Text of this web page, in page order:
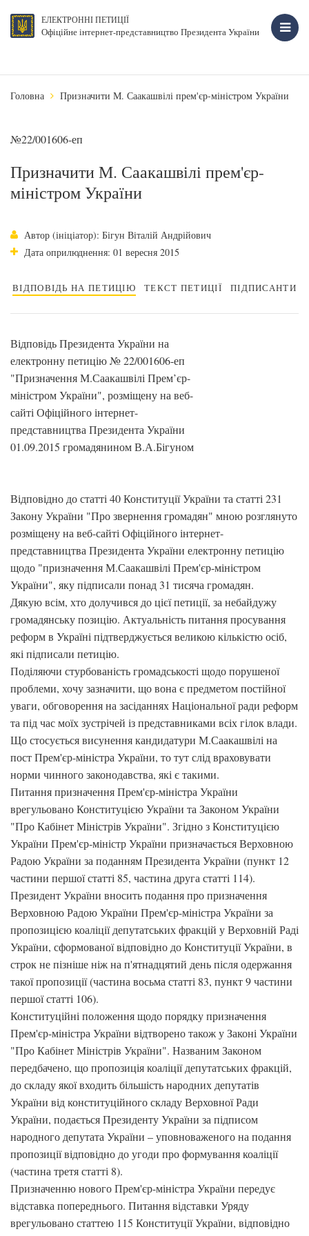
ЕЛЕКТРОННІ ПЕТИЦІЇ
Офіційне інтернет-представництво Президента України
Головна Призначити М. Саакашвілі прем'єр-міністром України
№22/001606-еп
Призначити М. Саакашвілі прем'єр-
міністром України
Автор (ініціатор): Бігун Віталій Андрійович
Дата оприлюднення: 01 вересня 2015
ВІДПОВІДЬ НА ПЕТИЦІЮ ТЕКСТ ПЕТИЦІЇ ПІДПИСАНТИ
Відповідь Президента України на
електронну петицію № 22/001606-еп
"Призначення М.Саакашвілі Прем’єр-
міністром України", розміщену на веб-
сайті Офіційного інтернет-
представництва Президента України
01.09.2015 громадянином В.А.Бігуном
Відповідно до статті 40 Конституції України та статті 231
Закону України "Про звернення громадян" мною розглянуто
розміщену на веб-сайті Офіційного інтернет-
представництва Президента України електронну петицію
щодо "призначення М.Саакашвілі Прем'єр-міністром
України", яку підписали понад 31 тисяча громадян.
Дякую всім, хто долучився до цієї петиції, за небайдужу
громадянську позицію. Актуальність питання просування
реформ в Україні підтверджується великою кількістю осіб,
які підписали петицію.
Поділяючи стурбованість громадськості щодо порушеної
проблеми, хочу зазначити, що вона є предметом постійної
уваги, обговорення на засіданнях Національної ради реформ
та під час моїх зустрічей із представниками всіх гілок влади.
Що стосується висунення кандидатури М.Саакашвілі на
пост Прем'єр-міністра України, то тут слід враховувати
норми чинного законодавства, які є такими.
Питання призначення Прем'єр-міністра України
врегульовано Конституцією України та Законом України
"Про Кабінет Міністрів України". Згідно з Конституцією
України Прем'єр-міністр України призначається Верховною
Радою України за поданням Президента України (пункт 12
частини першої статті 85, частина друга статті 114).
Президент України вносить подання про призначення
Верховною Радою України Прем'єр-міністра України за
пропозицією коаліції депутатських фракцій у Верховній Раді
України, сформованої відповідно до Конституції України, в
строк не пізніше ніж на п'ятнадцятий день після одержання
такої пропозиції (частина восьма статті 83, пункт 9 частини
першої статті 106).
Конституційні положення щодо порядку призначення
Прем'єр-міністра України відтворено також у Законі України
"Про Кабінет Міністрів України". Названим Законом
передбачено, що пропозиція коаліції депутатських фракцій,
до складу якої входить більшість народних депутатів
України від конституційного складу Верховної Ради
України, подається Президенту України за підписом
народного депутата України – уповноваженого на подання
пропозиції відповідно до угоди про формування коаліції
(частина третя статті 8).
Призначенню нового Прем'єр-міністра України передує
відставка попереднього. Питання відставки Уряду
врегульовано статтею 115 Конституції України, відповідно